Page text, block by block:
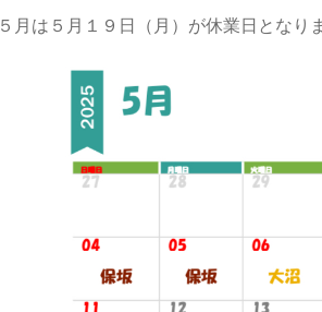
５月は５月１９日（月）が休業日となり